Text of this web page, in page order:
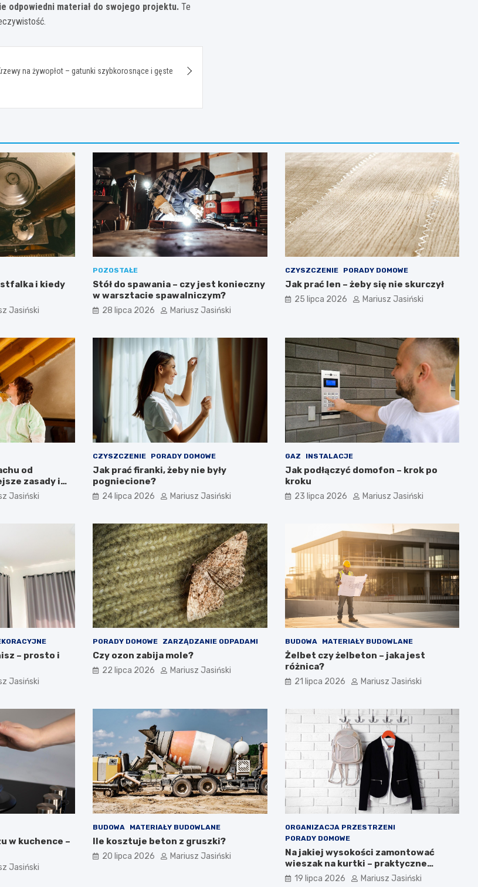
odpowiedni materiał do swojego projektu. Te
na żywopłot – gatunki szybkorosnące i gęste
i kiedy
Jasiński
POZOSTAŁE
Stół do spawania – czy jest konieczny
w warsztacie spawalniczym?
28 lipca 2026 Mariusz Jasiński
CZYSZCZENIE PORADY DOMOWE
Jak prać len – żeby się nie skurczył
25 lipca 2026 Mariusz Jasiński
od
zasady i
Jasiński
CZYSZCZENIE PORADY DOMOWE
Jak prać firanki, żeby nie były
pogniecione?
24 lipca 2026 Mariusz Jasiński
GAZ INSTALACJE
Jak podłączyć domofon – krok po
kroku
23 lipca 2026 Mariusz Jasiński
– prosto i
Jasiński
PORADY DOMOWE ZARZĄDZANIE ODPADAMI
Czy ozon zabija mole?
22 lipca 2026 Mariusz Jasiński
BUDOWA MATERIAŁY BUDOWLANE
Żelbet czy żelbeton – jaka jest
różnica?
21 lipca 2026 Mariusz Jasiński
w kuchence –
Jasiński
BUDOWA MATERIAŁY BUDOWLANE
Ile kosztuje beton z gruszki?
20 lipca 2026 Mariusz Jasiński
ORGANIZACJA PRZESTRZENI
PORADY DOMOWE
Na jakiej wysokości zamontować
wieszak na kurtki – praktyczne
wskazówki
19 lipca 2026 Mariusz Jasiński